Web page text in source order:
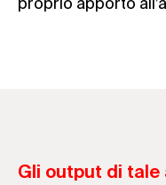
Gli output di tale